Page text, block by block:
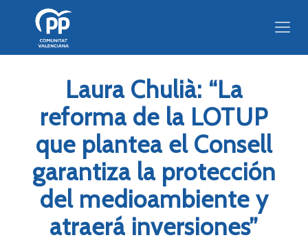
Laura Chulià: “La
reforma de la LOTUP
que plantea el Consell
garantiza la protección
del medioambiente y
atraerá inversiones”